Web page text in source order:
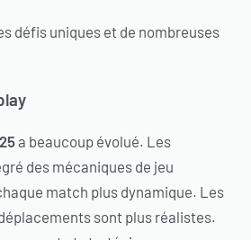
défis uniques et de nombreuses
a beaucoup évolué. Les
des mécaniques de jeu
match plus dynamique. Les
sont plus réalistes.